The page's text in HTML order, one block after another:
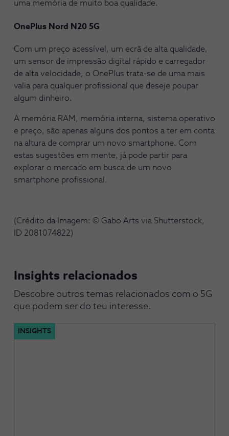
uma memória de muito boa qualidade.
OnePlus Nord N20 5G
Com um preço acessível, um ecrã de alta qualidade,
um sensor de impressão digital rápido e carregador
de alta velocidade, o OnePlus trata-se de uma mais
valia para qualquer profissional que deseje poupar
algum dinheiro.
A memória RAM, memória interna, sistema operativo
e preço, são apenas alguns dos pontos a ter em conta
na altura de comprar um novo smartphone. Com
estas sugestões em mente, já pode partir para
explorar o mercado em busca de um novo
smartphone profissional.
(Crédito da Imagem: © Gabo Arts via Shutterstock,
ID 2081074822)
Insights relacionados
Descobre outros temas relacionados com o 5G
que podem ser do teu interesse.
INSIGHTS